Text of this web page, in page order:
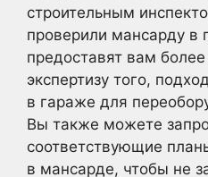
строительным
проверили мансарду в
предоставят вам
экспертизу того,
в гараже для
Вы также можете
соответствующие
в мансарде, чтобы не